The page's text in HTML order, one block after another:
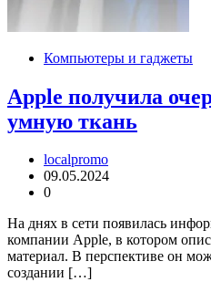
Компьютеры и гаджеты
Apple получила
умную ткань
localpromo
09.05.2024
0
На днях в сети появилась
компании Apple, в котором
материал. В перспективе он
создании […]